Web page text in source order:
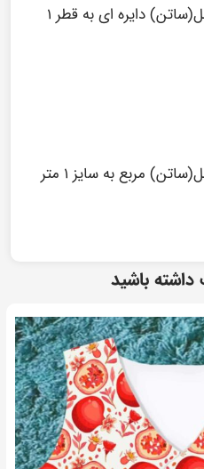
رومیزی مخمل(ساتن) دایره ای به قطر ۱
رومیزی مخمل(ساتن) مربع به سایز ۱ متر
باشید